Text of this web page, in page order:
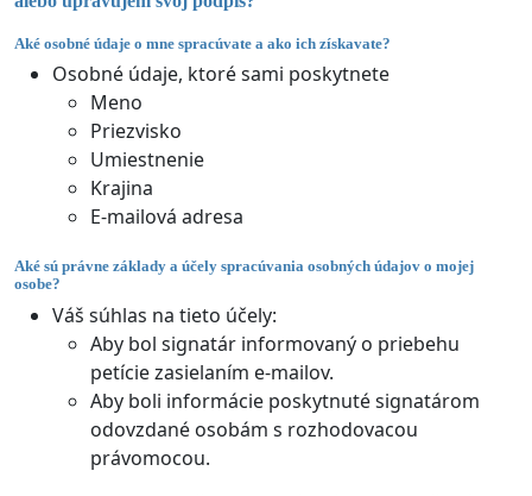
Aké osobné údaje o mne spracúvate a ako ich získavate?
Osobné údaje, ktoré sami poskytnete
Meno
Priezvisko
Umiestnenie
Krajina
E-mailová adresa
Aké sú právne základy a účely spracúvania osobných údajov o mojej
osobe?
Váš súhlas na tieto účely:
Aby bol signatár informovaný o priebehu
petície zasielaním e-mailov.
Aby boli informácie poskytnuté signatárom
odovzdané osobám s rozhodovacou
právomocou.